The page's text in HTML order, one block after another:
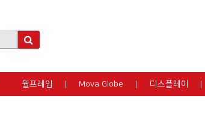
월프레임 Mova Globe 디스플레이